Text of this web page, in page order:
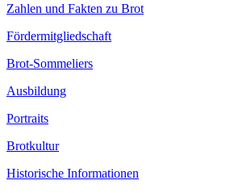
Zahlen und Fakten zu Brot
Fördermitgliedschaft
Brot-Sommeliers
Ausbildung
Portraits
Brotkultur
Historische Informationen